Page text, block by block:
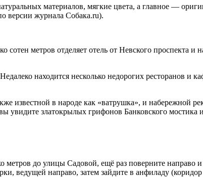
материалов, мягкие цвета, а главное —
версии журнала Собака.ru).
метров отделяет отель от Невского проспекта и
находится несколько недорогих ресторанов и
известной в народе как «ватрушка», и набережной
златокрылых грифонов Банковского мостика
до улицы Садовой, ещё раз поверните направо
ведущей направо, затем зайдите в анфиладу (коридор